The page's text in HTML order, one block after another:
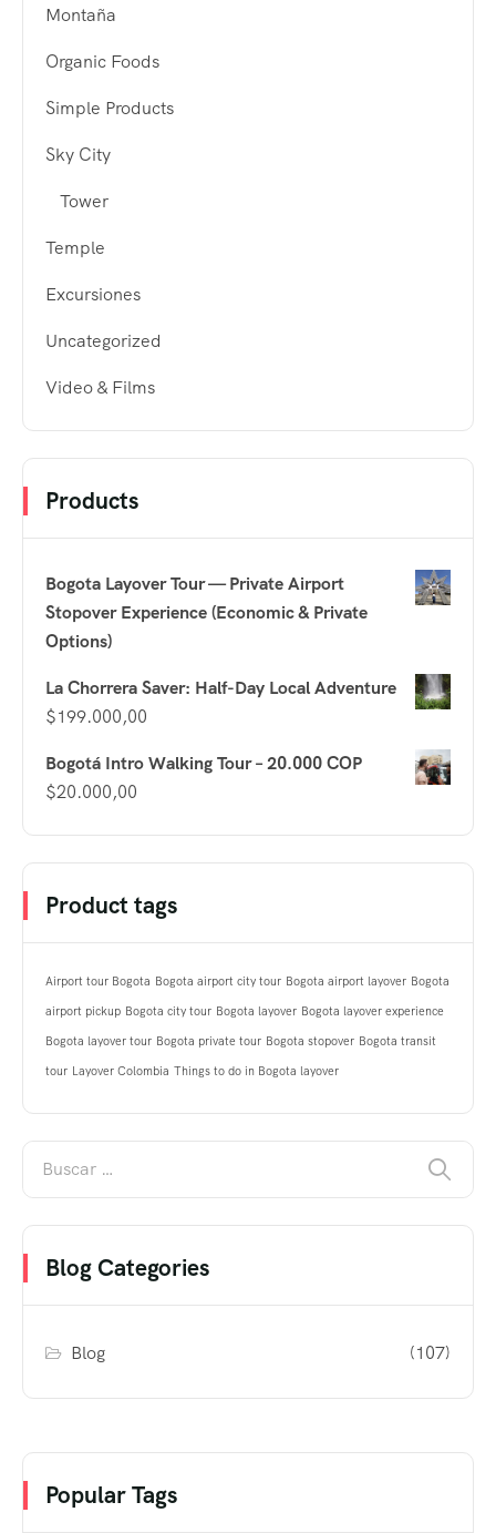
Montaña
Organic Foods
Simple Products
Sky City
Tower
Temple
Excursiones
Uncategorized
Video & Films
Products
Bogota Layover Tour — Private Airport
Stopover Experience (Economic & Private
Options)
La Chorrera Saver: Half-Day Local Adventure
$199.000,00
Bogotá Intro Walking Tour – 20.000 COP
$20.000,00
Product tags
Airport tour Bogota Bogota airport city tour Bogota airport layover Bogota
airport pickup Bogota city tour Bogota layover Bogota layover experience
Bogota layover tour Bogota private tour Bogota stopover Bogota transit
tour Layover Colombia Things to do in Bogota layover
Blog Categories
Blog (107)
Popular Tags